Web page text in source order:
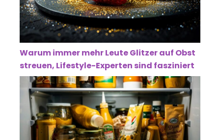
Warum immer mehr Leute Glitzer auf Obst
streuen, Lifestyle-Experten sind fasziniert